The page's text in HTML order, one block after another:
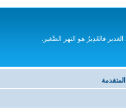
فالغَدِيرُ هو النهر الصَّغير.